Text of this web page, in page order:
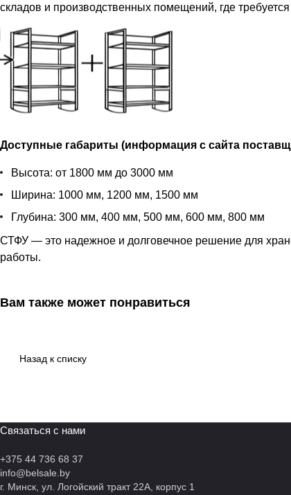
складов и производственных помещений, где
Доступные габариты (информация с сайта
Высота: от 1800 мм до 3000 мм
Ширина: 1000 мм, 1200 мм, 1500 мм
Глубина: 300 мм, 400 мм, 500 мм, 600 мм, 800 мм
СТФУ — это надежное и долговечное решение для
работы.
Вам также может понравиться
Назад к списку
Связаться с нами
+375 44 736 68 37
info@belsale.by
г. Минск, ул. Логойский тракт 22А, корпус 1